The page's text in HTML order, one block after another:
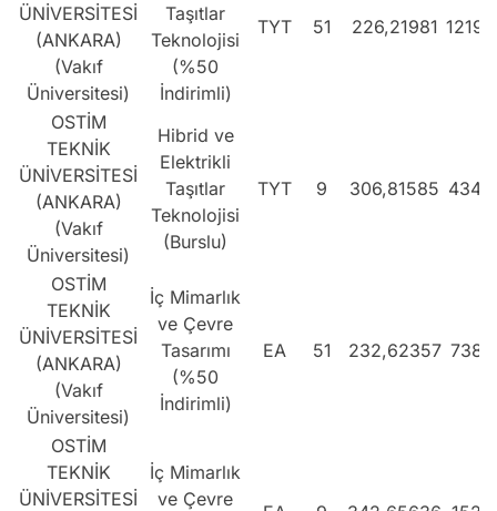
ÜNİVERSİTESİ
(ANKARA)
(Vakıf
Üniversitesi)
Taşıtlar
Teknolojisi
(%50
İndirimli)
TYT 51 226,21981
OSTİM
TEKNİK
ÜNİVERSİTESİ
(ANKARA)
(Vakıf
Üniversitesi)
Hibrid ve
Elektrikli
Taşıtlar
Teknolojisi
(Burslu)
TYT 9 306,81585
OSTİM
TEKNİK
ÜNİVERSİTESİ
(ANKARA)
(Vakıf
Üniversitesi)
İç Mimarlık
ve Çevre
Tasarımı
(%50
İndirimli)
EA 51 232,62357
OSTİM
TEKNİK
ÜNİVERSİTESİ
İç Mimarlık
ve Çevre